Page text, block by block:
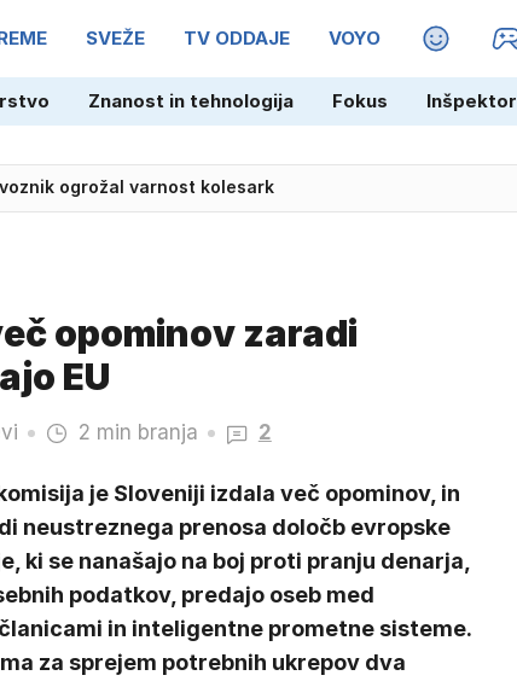
SVEŽE TV ODDAJE VOYO MAGAZIN
Znanost in tehnologija Fokus Inšpektor
ogrožal varnost kolesark
opominov zaradi
EU
2 min branja 2
je Sloveniji izdala več opominov, in
neustreznega prenosa določb evropske
ki se nanašajo na boj proti pranju denarja,
podatkov, predajo oseb med
in inteligentne prometne sisteme.
za sprejem potrebnih ukrepov dva